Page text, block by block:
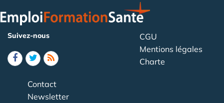
Suivez-nous
CGU
Mentions légales
Charte
Contact
Newsletter